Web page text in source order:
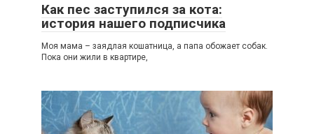
Как пес заступился за кота:
история нашего подписчика
Моя мама – заядлая кошатница, а папа обожает собак.
Пока они жили в квартире,